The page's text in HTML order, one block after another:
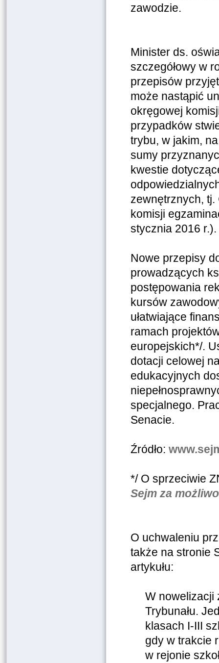
zawodzie.
Minister ds.
szczegółowy w
przepisów
może nastąpić
okręgowej
przypadków
trybu, w jakim,
sumy
kwestie
zewnętrznych,
komisji
stycznia 2016 r.).
Nowe przepisy
prowadzących
postępowania
kursów
ułatwiające
ramach
europejskich*/.
dotacji celowej
edukacyjnych
specjalnego.
Senacie.
Źródło:
*/ O sprzeciwie
Sejm za
O uchwaleniu
także na stronie
artykułu:
W nowelizacji
Trybunału.
klasach I-III
gdy w trakcie
w rejonie